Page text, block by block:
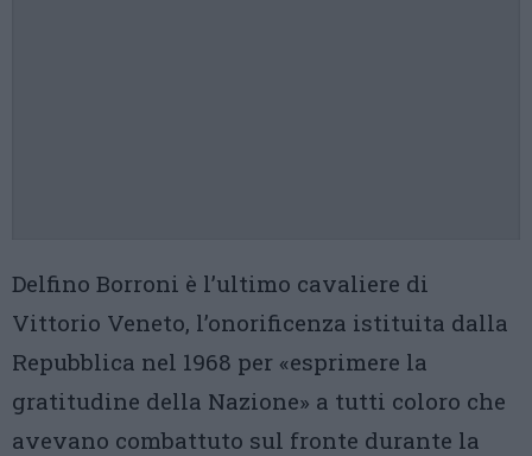
Delfino Borroni è l’ultimo cavaliere di
Vittorio Veneto, l’onorificenza istituita dalla
Repubblica nel 1968 per «esprimere la
gratitudine della Nazione» a tutti coloro che
avevano combattuto sul fronte durante la